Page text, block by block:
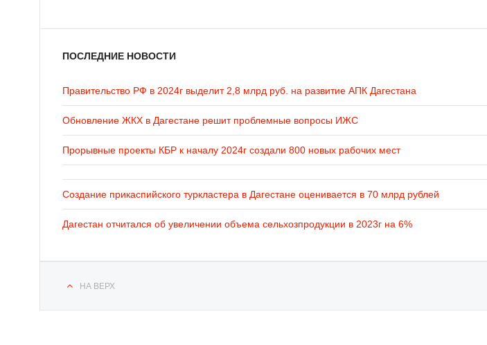
ПОСЛЕДНИЕ НОВОСТИ
Правительство РФ в 2024г выделит 2,8 млрд руб. на развитие АПК Дагестана
Обновление ЖКХ в Дагестане решит проблемные вопросы ИЖС
Прорывные проекты КБР к началу 2024г создали 800 новых рабочих мест
Создание прикаспийского туркластера в Дагестане оценивается в 70 млрд рублей
Дагестан отчитался об увеличении объема сельхозпродукции в 2023г на 6%
НА ВЕРХ